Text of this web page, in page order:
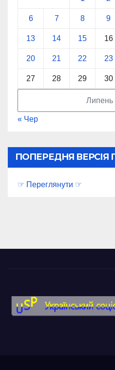
Липень
6 7 8 9
13 14 15 16
20 21 22 23
27 28 29 30
« Чер
ПОПЕРЕДНЯ ВЕРСІЯ
☞ Переглянути ☞